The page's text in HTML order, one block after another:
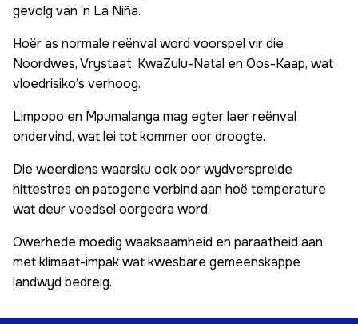
gevolg van ‘n La Niña.
Hoër as normale reënval word voorspel vir die
Noordwes, Vrystaat, KwaZulu-Natal en Oos-Kaap, wat
vloedrisiko’s verhoog.
Limpopo en Mpumalanga mag egter laer reënval
ondervind, wat lei tot kommer oor droogte.
Die weerdiens waarsku ook oor wydverspreide
hittestres en patogene verbind aan hoë temperature
wat deur voedsel oorgedra word.
Owerhede moedig waaksaamheid en paraatheid aan
met klimaat-impak wat kwesbare gemeenskappe
landwyd bedreig.